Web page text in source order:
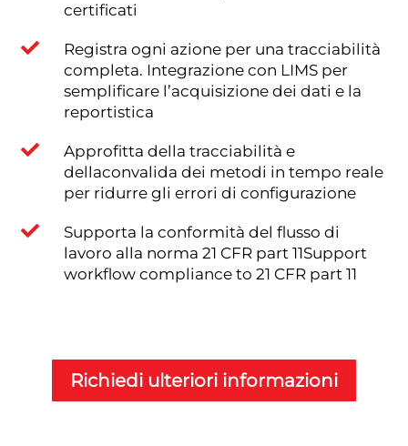
certificati

Registra ogni azione per una tracciabilità
completa. Integrazione con LIMS per
semplificare l’acquisizione dei dati e la
reportistica

Approfitta della tracciabilità e
dellaconvalida dei metodi in tempo reale
per ridurre gli errori di configurazione

Supporta la conformità del flusso di
lavoro alla norma 21 CFR part 11Support
workflow compliance to 21 CFR part 11
Richiedi ulteriori informazioni